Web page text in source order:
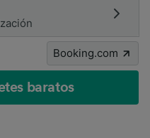
Booking.com
baratos